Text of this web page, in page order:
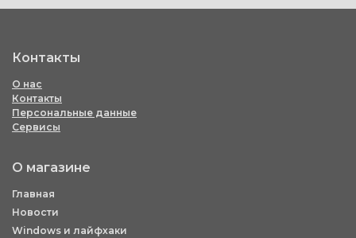
Контакты
О нас
Контакты
Персональные данные
Сервисы
О магазине
Главная
Новости
Windows и лайфхаки